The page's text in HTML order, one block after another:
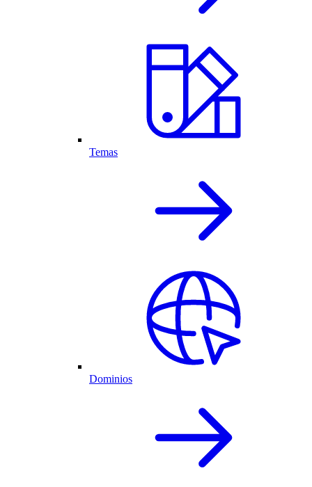
Temas
Dominios